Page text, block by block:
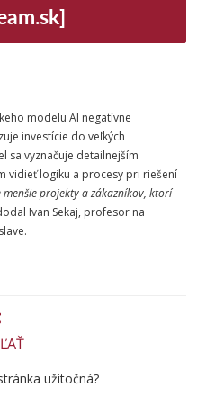
modelu AI negatívne
investície do veľkých
sa vyznačuje detailnejším
vidieť logiku a procesy pri riešení
menšie projekty a zákazníkov, ktorí
Ivan Sekaj, profesor na
užitočná?